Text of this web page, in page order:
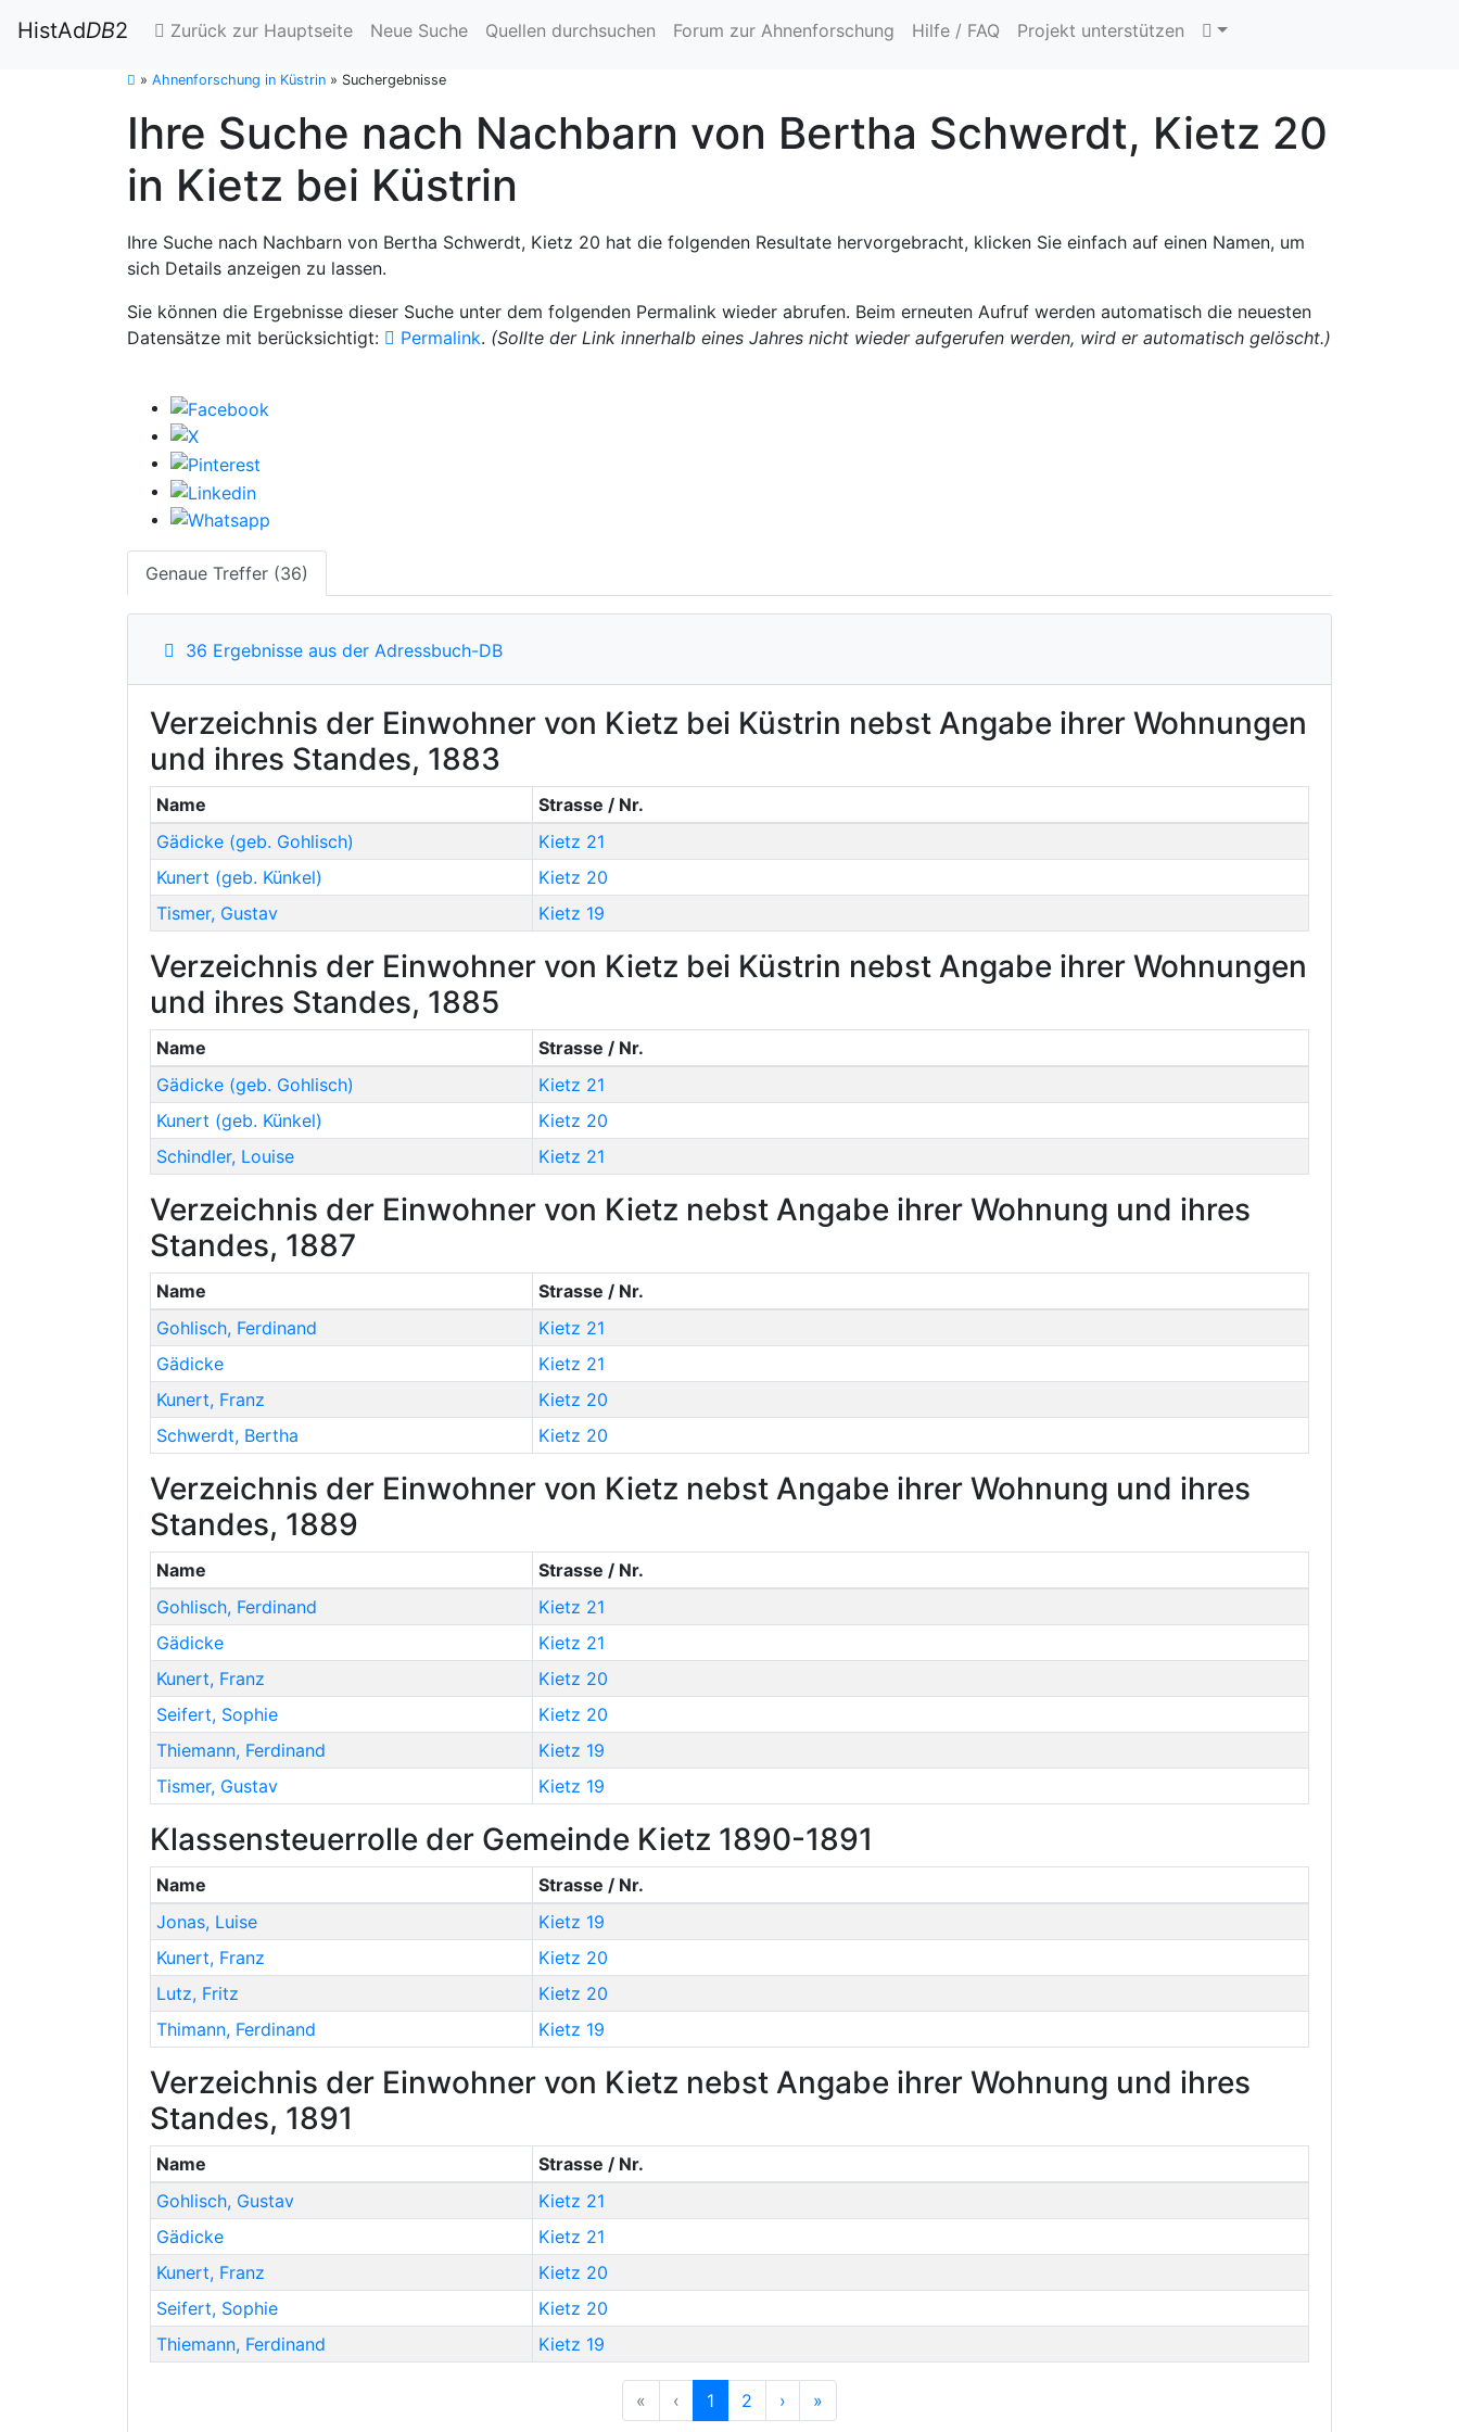
HistAdDB2 Zurück zur Hauptseite Neue Suche Quellen durchsuchen Forum zur Ahnenforschung Hilfe / FAQ Projekt unterstützen
» Ahnenforschung in Küstrin » Suchergebnisse
Ihre Suche nach Nachbarn von Bertha Schwerdt, Kietz 20
in Kietz bei Küstrin
Ihre Suche nach Nachbarn von Bertha Schwerdt, Kietz 20 hat die folgenden Resultate hervorgebracht, klicken Sie einfach auf einen Namen, um
sich Details anzeigen zu lassen.
Sie können die Ergebnisse dieser Suche unter dem folgenden Permalink wieder abrufen. Beim erneuten Aufruf werden automatisch die neuesten
Datensätze mit berücksichtigt:
Permalink. (Sollte der Link innerhalb eines Jahres nicht wieder aufgerufen werden, wird er automatisch gelöscht.)
Genaue Treffer (36)
36 Ergebnisse aus der Adressbuch-DB
Verzeichnis der Einwohner von Kietz bei Küstrin nebst Angabe ihrer Wohnungen
und ihres Standes, 1883
Name
Strasse / Nr.
Gädicke(geb. Gohlisch)
Kietz 21
Kunert (geb. Künkel)
Kietz 20
Tismer, Gustav Kietz 19
Verzeichnis der Einwohner von Kietz bei Küstrin nebst Angabe ihrer Wohnungen
und ihres Standes, 1885
Name
Strasse / Nr.
Gädicke(geb. Gohlisch)
Kietz 21
Kunert (geb. Künkel)
Kietz 20
Schindler, Louise Kietz 21
Verzeichnis der Einwohner von Kietz nebst Angabe ihrer Wohnung und ihres
Standes, 1887
Name
Strasse / Nr.
Gohlisch, Ferdinand
Kietz 21
Gädicke
Kietz 21
Kunert, Franz
Kietz 20
Schwerdt, Bertha Kietz 20
Verzeichnis der Einwohner von Kietz nebst Angabe ihrer Wohnung und ihres
Standes, 1889
Name
Strasse / Nr.
Gohlisch, Ferdinand
Kietz 21
Gädicke
Kietz 21
Kunert, Franz
Kietz 20
Seifert, Sophie
Kietz 20
Thiemann, Ferdinand
Kietz 19
Tismer, Gustav Kietz 19
Klassensteuerrolle der Gemeinde Kietz 1890-1891
Name
Strasse / Nr.
Jonas, Luise
Kietz 19
Kunert, Franz
Kietz 20
Lutz, Fritz
Kietz 20
Thimann, Ferdinand Kietz 19
Verzeichnis der Einwohner von Kietz nebst Angabe ihrer Wohnung und ihres
Standes, 1891
Name
Strasse / Nr.
Gohlisch, Gustav
Kietz 21
Gädicke
Kietz 21
Kunert, Franz
Kietz 20
Seifert, Sophie
Kietz 20
Thiemann, Ferdinand Kietz 19
« Previous
‹ Previous
1 2 › Next
»